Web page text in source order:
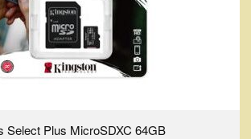
Select Plus MicroSDXC 64GB